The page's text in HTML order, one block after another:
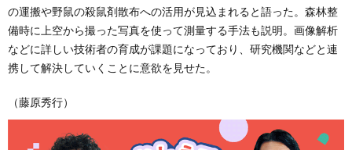
の運搬や野鼠の殺鼠剤散布への活用が見込まれると語った。森林整
備時に上空から撮った写真を使って測量する手法も説明。画像解析
などに詳しい技術者の育成が課題になっており、研究機関などと連
携して解決していくことに意欲を見せた。
（藤原秀行）